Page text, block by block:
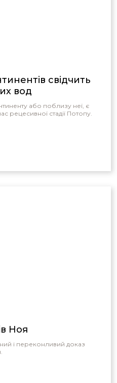
свідчить
вод
або поблизу неї, є
рецесивної стадії Потопу.
Ноя
і переконливий доказ